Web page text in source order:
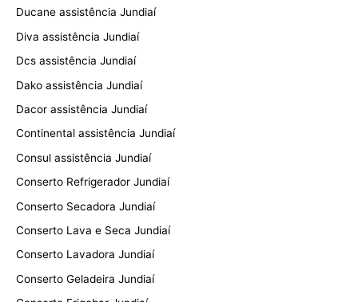
Ducane assistência Jundiaí
Diva assistência Jundiaí
Dcs assistência Jundiaí
Dako assistência Jundiaí
Dacor assistência Jundiaí
Continental assistência Jundiaí
Consul assistência Jundiaí
Conserto Refrigerador Jundiaí
Conserto Secadora Jundiaí
Conserto Lava e Seca Jundiaí
Conserto Lavadora Jundiaí
Conserto Geladeira Jundiaí